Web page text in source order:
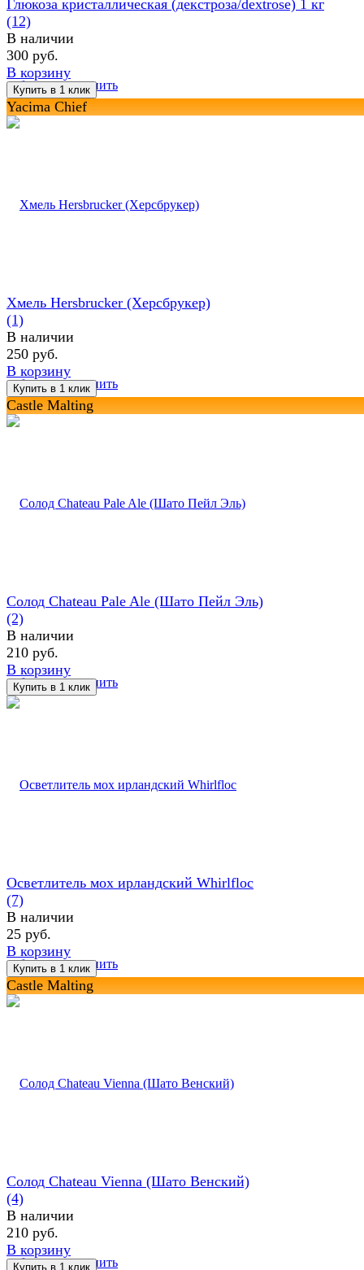
избранное сравнить
Глюкоза кристаллическая (декстроза/dextrose) 1 кг
(12)
В наличии
300 руб.
В корзину
Yacima Chief
избранное сравнить
Хмель Hersbrucker (Херсбрукер)
(1)
В наличии
250 руб.
В корзину
Castle Malting
избранное сравнить
Солод Chateau Pale Ale (Шато Пейл Эль)
(2)
В наличии
210 руб.
В корзину
избранное сравнить
Осветлитель мох ирландский Whirlfloc
(7)
В наличии
25 руб.
В корзину
Castle Malting
избранное сравнить
Солод Chateau Vienna (Шато Венский)
(4)
В наличии
210 руб.
В корзину